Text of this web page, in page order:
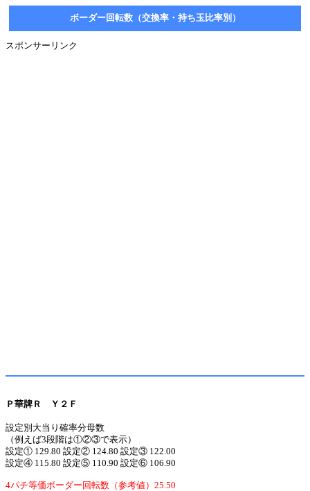
ボーダー回転数（交換率・持ち玉比率別）
スポンサーリンク
Ｐ華牌Ｒ Ｙ２Ｆ
設定別大当り確率分母数
（例えば3段階は①②③で表示）
設定① 129.80 設定② 124.80 設定③ 122.00
設定④ 115.80 設定⑤ 110.90 設定⑥ 106.90
4パチ等価ボーダー回転数（参考値）25.50